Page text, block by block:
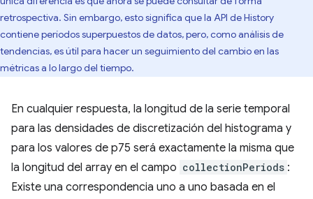
retrospectiva. Sin embargo, esto significa que la API de History
contiene períodos superpuestos de datos, pero, como análisis de
tendencias, es útil para hacer un seguimiento del cambio en las
métricas a lo largo del tiempo.
En cualquier respuesta, la longitud de la serie temporal
para las densidades de discretización del histograma y
para los valores de p75 será exactamente la misma que
la longitud del array en el campo collectionPeriods :
Existe una correspondencia uno a uno basada en el